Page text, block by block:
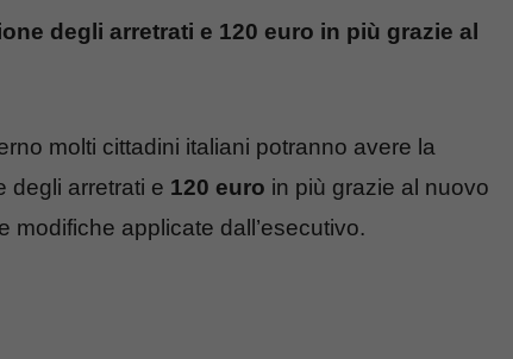
degli arretrati e 120 euro in più grazie al
molti cittadini italiani potranno avere la
degli arretrati e 120 euro in più grazie al nuovo
modifiche applicate dall’esecutivo.